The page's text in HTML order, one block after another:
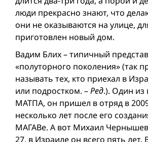
люди прекрасно знают, что
они не оказываются на улице,
приготовлен новый дом.
Вадим Блих – типичный
«полуторного поколения» (так
называть тех, кто приехал в
или подростком. –Ред.). Один из
МАТПА, он пришел в отряд в
несколько лет после его
МАГАВе. А вот Михаил
27, в Израиле он всего пять лет.